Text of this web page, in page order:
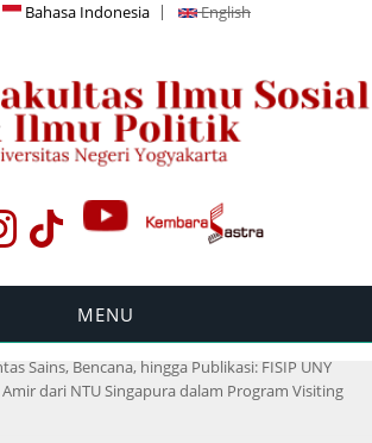
Bahasa Indonesia English
MENU
Sains, Bencana, hingga Publikasi: FISIP UNY
dari NTU Singapura dalam Program Visiting